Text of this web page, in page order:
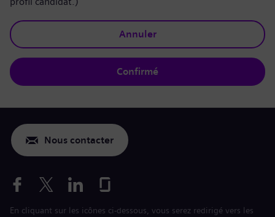
Annuler
Confirmé
Nous contacter
En cliquant sur les icônes ci-dessous, vous serez redirigé vers les